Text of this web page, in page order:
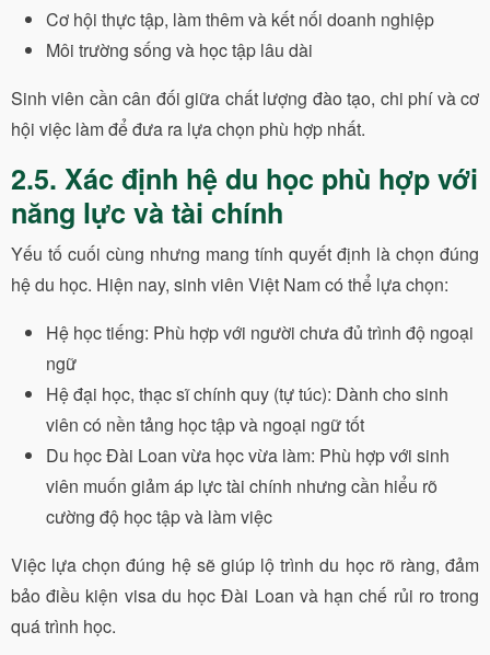
Cơ hội thực tập, làm thêm và kết nối doanh nghiệp
Môi trường sống và học tập lâu dài
Sinh viên cần cân đối giữa chất lượng đào tạo, chi phí và cơ
hội việc làm để đưa ra lựa chọn phù hợp nhất.
2.5. Xác định hệ du học phù hợp với
năng lực và tài chính
Yếu tố cuối cùng nhưng mang tính quyết định là chọn đúng
hệ du học. Hiện nay, sinh viên Việt Nam có thể lựa chọn:
Hệ học tiếng: Phù hợp với người chưa đủ trình độ ngoại
ngữ
Hệ đại học, thạc sĩ chính quy (tự túc): Dành cho sinh
viên có nền tảng học tập và ngoại ngữ tốt
Du học Đài Loan vừa học vừa làm: Phù hợp với sinh
viên muốn giảm áp lực tài chính nhưng cần hiểu rõ
cường độ học tập và làm việc
Việc lựa chọn đúng hệ sẽ giúp lộ trình du học rõ ràng, đảm
bảo điều kiện visa du học Đài Loan và hạn chế rủi ro trong
quá trình học.